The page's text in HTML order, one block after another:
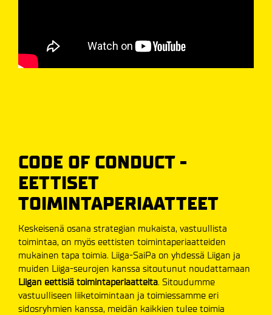
CODE OF CONDUCT -
EETTISET
TOIMINTAPERIAATTEET
Keskeisenä osana strategian mukaista, vastuullista
toimintaa, on myös eettisten toimintaperiaatteiden
mukainen tapa toimia. Liiga-SaiPa on yhdessä Liigan ja
muiden Liiga-seurojen kanssa sitoutunut noudattamaan
Liigan eettisiä toimintaperiaatteita. Sitoudumme
vastuulliseen liiketoimintaan ja toimiessamme eri
sidosryhmien kanssa, meidän kaikkien tulee toimia